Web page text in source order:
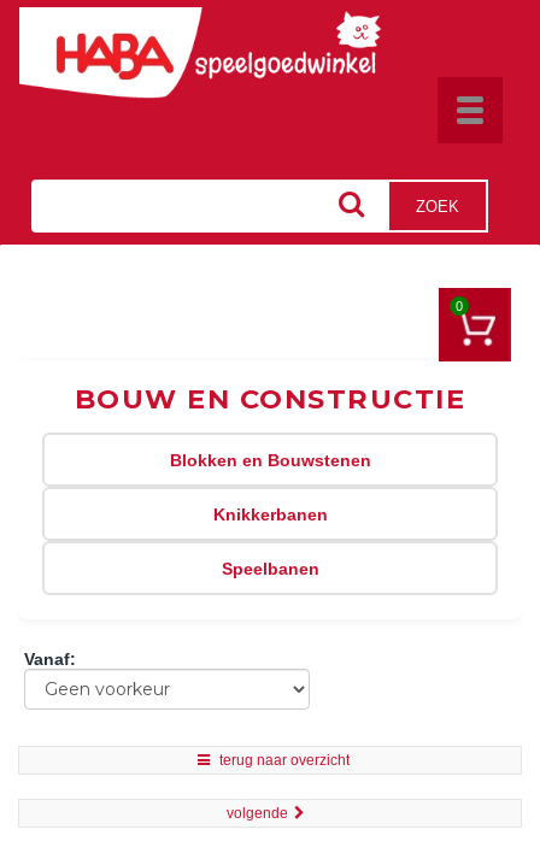
Toggle
ZOEK
0
BOUW EN CONSTRUCTIE
Blokken en Bouwstenen
Knikkerbanen
Speelbanen
Vanaf:
terug naar overzicht
volgende